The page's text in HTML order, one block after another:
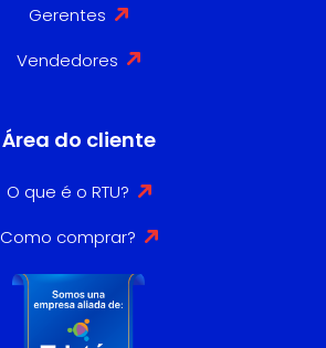
Gerentes
Vendedores
Área do cliente
O que é o RTU?
Como comprar?